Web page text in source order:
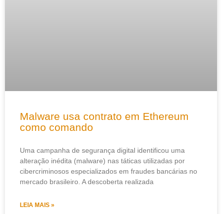
Malware usa contrato em Ethereum
como comando
Uma campanha de segurança digital identificou uma
alteração inédita (malware) nas táticas utilizadas por
cibercriminosos especializados em fraudes bancárias no
mercado brasileiro. A descoberta realizada
LEIA MAIS »